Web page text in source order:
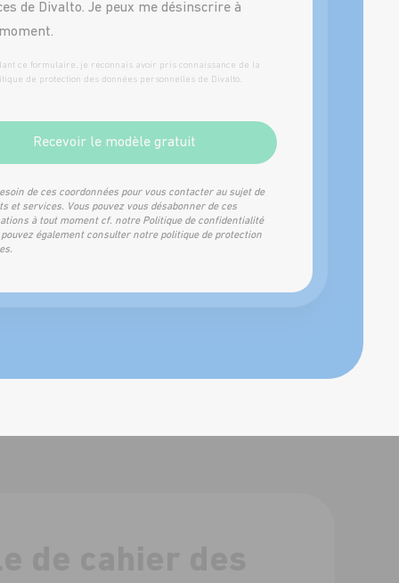
de ces coordonnées pour vous contacter au sujet de
et services. Vous pouvez vous désabonnerde ces
à tout moment cf. notre Politique de confidentialité
pouvez également consulter notre politique de protection
.
de Divalto. Je peux me désinscrire à
ce formulaire, je reconnais avoir pris connaissance de la
de protection des données personnelles de Divalto.
Recevoir le modèle gratuit